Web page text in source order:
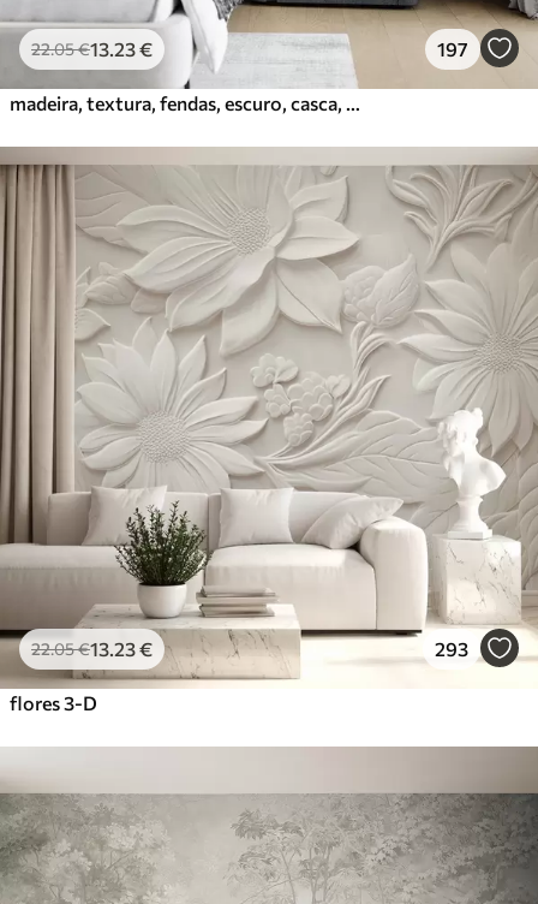
22.05€13 .23€ 197
22.05€13 .23€ 293
flores 3-D